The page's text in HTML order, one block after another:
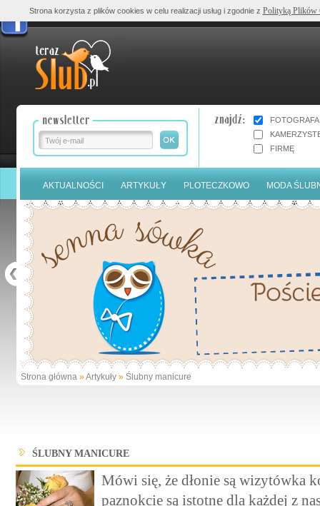
FOTOGRAFA
FIRMĘ
AKTUALNOŚCI ARTYKUŁY PLOTECZKOWO MODA
Strona główna »Artykuły » Ślubny manicure
ŚLUBNY MANICURE
Mówi się, że dłonie są wizytówka
paznokcie są istotne dla każdej z
Strona korzysta z plików cookies w celu realizacji usług i zgodnie z Polityką Plików